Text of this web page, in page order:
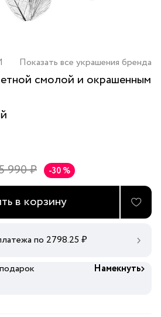
Показать все украшения бренда
смолой и окрашенным
990 ₽ -30 %
в корзину
по 2798.25 ₽
Намекнуть